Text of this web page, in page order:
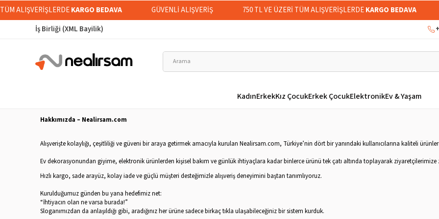
ALIŞVERİŞLERDEKARGO BEDAVA GÜVENLİ ALIŞVERİŞ 750 TL VE ÜZERİ TÜM ALIŞVERİŞLERDEKARGO BEDAVA
İş Birliği (XML Bayilik)
KadınErkekKız ÇocukErkek ÇocukElektronikEv & Yaşam
Hakkımızda – Nealirsam.com
Alışverişte kolaylığı, çeşitliliği ve güveni bir araya getirmek amacıyla kurulan Nealirsam.com, Türkiye’nin dört bir yanındaki kullanıcılarına kaliteli
Ev dekorasyonundan giyime, elektronik ürünlerden kişisel bakım ve günlük ihtiyaçlara kadar binlerce ürünü tek çatı altında toplayarak ziyaretçilerimize
Hızlı kargo, sade arayüz, kolay iade ve güçlü müşteri desteğimizle alışveriş deneyimini baştan tanımlıyoruz.
Kurulduğumuz günden bu yana hedefimiz net:
“İhtiyacın olan ne varsa burada!”
Sloganımızdan da anlaşıldığı gibi, aradığınız her ürüne sadece birkaç tıkla ulaşabileceğiniz bir sistem kurduk.